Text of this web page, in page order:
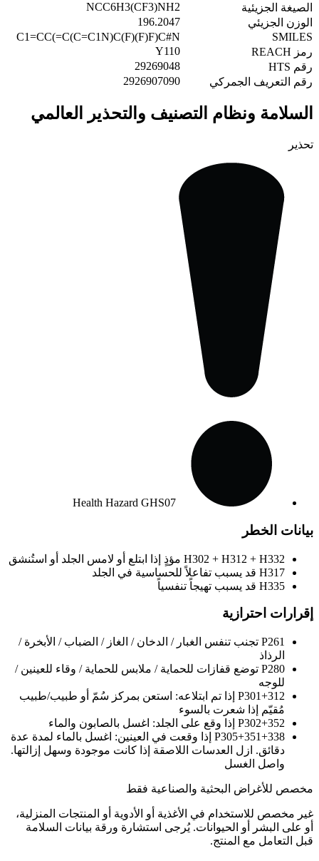
الصيغة الجزيئية
NCC6H3(CF3)NH2
الوزن الجزيئي
196.2047
SMILES
C1=CC(=C(C=C1N)C(F)(F)F)C#N
رمز REACH
Y110
رقم HTS
29269048
رقم التعريف الجمركي
2926907090
السلامة ونظام التصنيف والتحذير العالمي
تحذير
Health Hazard GHS07
بيانات الخطر
H302 + H312 + H332 مؤذٍ إذا ابتلع أو لامس الجلد أو استُنشق
H317 قد يسبب تفاعلاً للحساسية في الجلد
H335 قد يسبب تهيجاً تنفسياً
إقرارات احترازية
P261 تجنب تنفس الغبار / الدخان / الغاز / الضباب / الأبخرة /
الرذاذ
P280 توضع قفازات للحماية / ملابس للحماية / وقاء للعينين /
للوجه
P301+312 إذا تم ابتلاعه: استعن بمركز سُمّ أو طبيب/طبيب
مُقيّم إذا شعرت بالسوء
P302+352 إذا وقع على الجلد: اغسل بالصابون والماء
P305+351+338 إذا وقعت في العينين: اغسل بالماء لمدة عدة
دقائق. ازل العدسات اللاصقة إذا كانت موجودة وسهل إزالتها.
واصل الغسل
مخصص للأغراض البحثية والصناعية فقط
غير مخصص للاستخدام في الأغذية أو الأدوية أو المنتجات المنزلية،
أو على البشر أو الحيوانات. يُرجى استشارة ورقة بيانات السلامة
قبل التعامل مع المنتج.